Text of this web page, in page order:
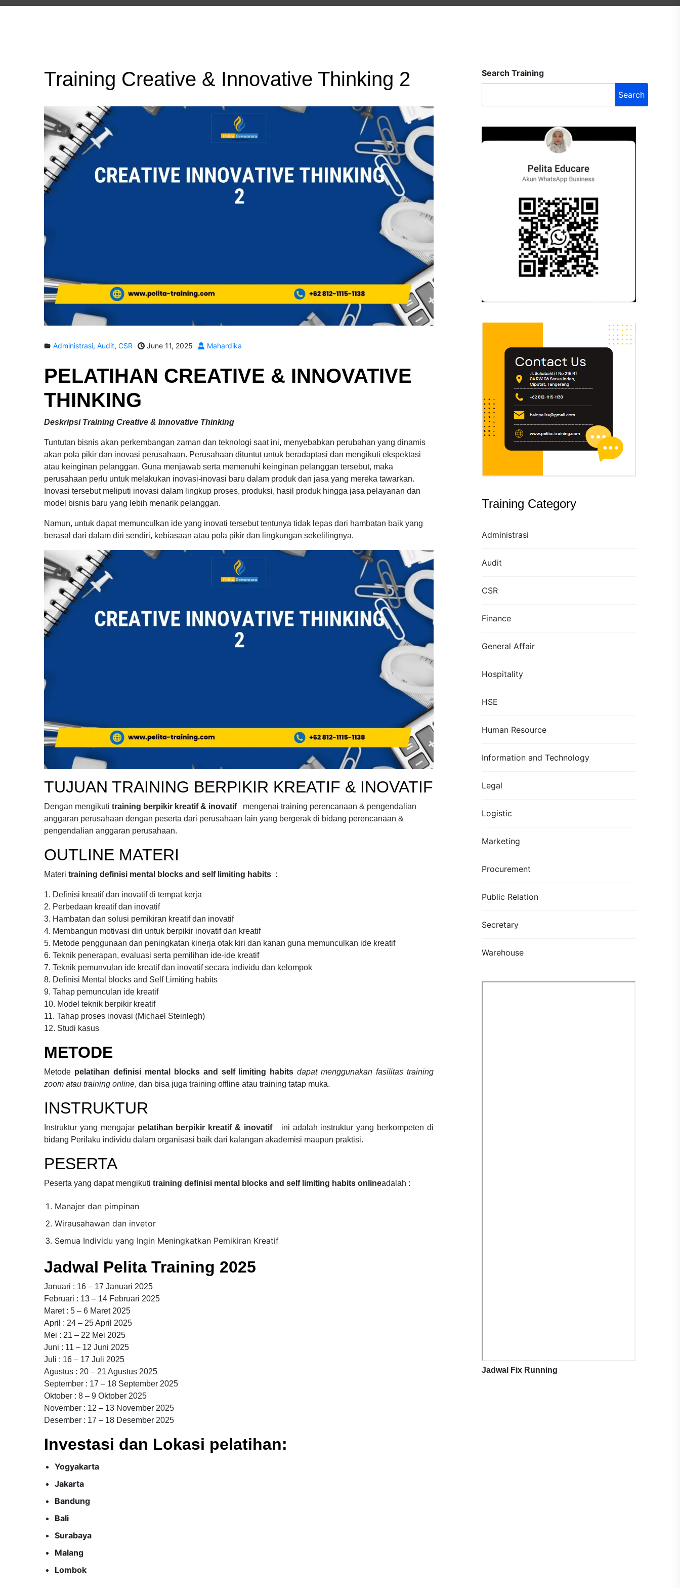
Search Training
Search
Training Category
Administrasi
Audit
CSR
Finance
General Affair
Hospitality
HSE
Human Resource
Information and Technology
Legal
Logistic
Marketing
Procurement
Public Relation
Secretary
Warehouse
Jadwal Fix Running
Training Creative & Innovative Thinking 2
Administrasi, Audit, CSR June 11, 2025 Mahardika
PELATIHAN CREATIVE & INNOVATIVE
THINKING
Deskripsi Training Creative & Innovative Thinking
Tuntutan bisnis akan perkembangan zaman dan teknologi saat ini, menyebabkan perubahan yang dinamis
akan pola pikir dan inovasi perusahaan. Perusahaan dituntut untuk beradaptasi dan mengikuti ekspektasi
atau keinginan pelanggan. Guna menjawab serta memenuhi keinginan pelanggan tersebut, maka
perusahaan perlu untuk melakukan inovasi-inovasi baru dalam produk dan jasa yang mereka tawarkan.
Inovasi tersebut meliputi inovasi dalam lingkup proses, produksi, hasil produk hingga jasa pelayanan dan
model bisnis baru yang lebih menarik pelanggan.
Namun, untuk dapat memunculkan ide yang inovati tersebut tentunya tidak lepas dari hambatan baik yang
berasal dari dalam diri sendiri, kebiasaan atau pola pikir dan lingkungan sekelilingnya.
TUJUAN TRAINING BERPIKIR KREATIF & INOVATIF
Dengan mengikuti training berpikir kreatif & inovatif mengenai training perencanaan & pengendalian
anggaran perusahaan dengan peserta dari perusahaan lain yang bergerak di bidang perencanaan &
pengendalian anggaran perusahaan.
OUTLINE MATERI
Materi training definisi mental blocks and self limiting habits :
1. Definisi kreatif dan inovatif di tempat kerja
2. Perbedaan kreatif dan inovatif
3. Hambatan dan solusi pemikiran kreatif dan inovatif
4. Membangun motivasi diri untuk berpikir inovatif dan kreatif
5. Metode penggunaan dan peningkatan kinerja otak kiri dan kanan guna memunculkan ide kreatif
6. Teknik penerapan, evaluasi serta pemilihan ide-ide kreatif
7. Teknik pemunvulan ide kreatif dan inovatif secara individu dan kelompok
8. Definisi Mental blocks and Self Limiting habits
9. Tahap pemunculan ide kreatif
10. Model teknik berpikir kreatif
11. Tahap proses inovasi (Michael Steinlegh)
12. Studi kasus
METODE
Metode pelatihan definisi mental blocks and self limiting habits dapat menggunakan fasilitas training
zoom atau training online, dan bisa juga training offline atau training tatap muka.
INSTRUKTUR
Instruktur yang mengajar pelatihan berpikir kreatif & inovatif
ini adalah instruktur yang berkompeten di
bidang Perilaku individu dalam organisasi baik dari kalangan akademisi maupun praktisi.
PESERTA
Peserta yang dapat mengikuti training definisi mental blocks and self limiting habits onlineadalah :
Manajer dan pimpinan
Wirausahawan dan invetor
Semua Individu yang Ingin Meningkatkan Pemikiran Kreatif
Jadwal Pelita Training 2025
Januari : 16 – 17 Januari 2025
Februari : 13 – 14 Februari 2025
Maret : 5 – 6 Maret 2025
April : 24 – 25 April 2025
Mei : 21 – 22 Mei 2025
Juni : 11 – 12 Juni 2025
Juli : 16 – 17 Juli 2025
Agustus : 20 – 21 Agustus 2025
September : 17 – 18 September 2025
Oktober : 8 – 9 Oktober 2025
November : 12 – 13 November 2025
Desember : 17 – 18 Desember 2025
Investasi dan Lokasi pelatihan:
Yogyakarta
Jakarta
Bandung
Bali
Surabaya
Malang
Lombok